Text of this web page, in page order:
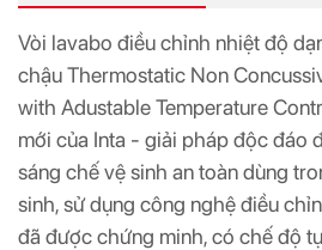
Vòi lavabo điều chỉnh nhiệt độ
chậu Thermostatic Non
with Adustable Temperature
mới của Inta - giải pháp độc đáo
sáng chế vệ sinh an toàn dùng
sinh, sử dụng công nghệ điều
đã được chứng minh, có chế độ